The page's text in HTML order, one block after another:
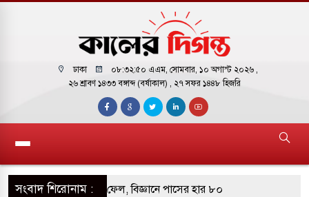
ঢাকা ০৮:৩২:৫১ এএম, সোমবার, ১০ অগাস্ট ২০২৬ ,
২৬ শ্রাবণ ১৪৩৩ বঙ্গাব্দ (বর্ষাকাল) , ২৭ সফর ১৪৪৮ হিজরি
সংবাদ শিরোনাম :
বেশি শিক্ষার্থী ফেল, বিজ্ঞানে পাসের হার ৮০